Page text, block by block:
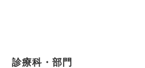
診療科・部門